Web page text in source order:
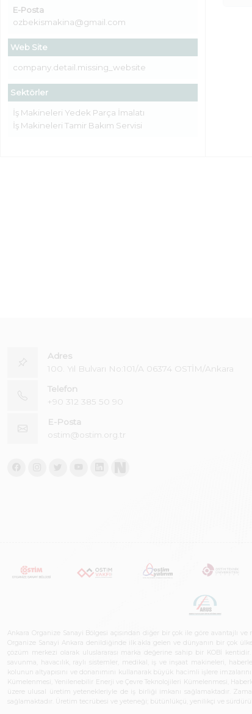
E-Posta
ozbekismakina@gmail.com
Web Site
company.detail.missing_website
Sektörler
İş Makineleri Yedek Parça İmalatı
İş Makineleri Tamir Bakım Servisi
Adres
100. Yıl Bulvarı No:101/A 06374 OSTİM/Ankara
Telefon
+90 312 385 50 90
E-Posta
ostim@ostim.org.tr
Ankara Organize Sanayi Bölgesi açısından diğer bir çok ile göre avantajlı
Organize Sanayi Ankara denildiğinde ilk akla gelen ve dünyanın bir çok
çözüm merkezi olarak uluslararası marka değerine sahip bir KOBİ
savunma, havacılık, raylı sistemler, medikal, iş ve inşaat makineleri,
kolunun altyapısını ve donanımını kullanarak büyük hacimli işlere
Kümelenmesi, Yenilenebilir Enerji ve Çevre Teknolojileri Kümelenmesi,
üzere ulusal üretim yetenekleriyle de iş birliği imkanı sağlamaktadır.
sağlamaktadır. Üretim tecrübesi ve yeteneği; bütünlükçü, yenilikçi ve